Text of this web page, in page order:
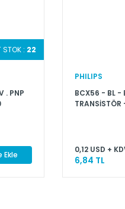
STOK : 22
. PNP
Ekle
PHILIPS
BCX56 - BL -
0,12 USD +
6,84 TL